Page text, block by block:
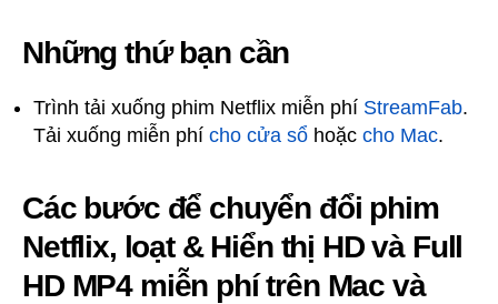
Những thứ bạn cần
Trình tải xuống phim Netflix miễn phí StreamFab.
Tải xuống miễn phí cho cửa sổ hoặc cho Mac.
Các bước để chuyển đổi phim
Netflix, loạt & Hiển thị HD và Full
HD MP4 miễn phí trên Mac và